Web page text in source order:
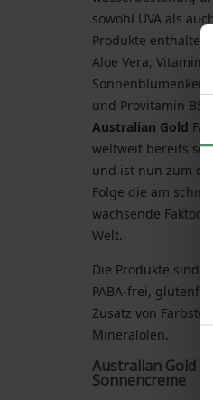
sowohl UVA als
Produkte enthalten
Aloe Vera, Vitamin
und Provitamin B5.
Australian Gold
weltweit bereits
und ist nun zum
Folge die am
wachsende Faktor-
Welt.
Die Produkte sind
PABA-frei,
Zusatz von
Mineralölen.
Australian Gold
Sonnencreme